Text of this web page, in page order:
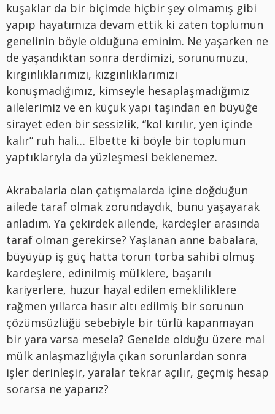
kuşaklar da bir biçimde hiçbir şey olmamış gibi
yapıp hayatımıza devam ettik ki zaten toplumun
genelinin böyle olduğuna eminim. Ne yaşarken ne
de yaşandıktan sonra derdimizi, sorunumuzu,
kırgınlıklarımızı, kızgınlıklarımızı
konuşmadığımız, kimseyle hesaplaşmadığımız
ailelerimiz ve en küçük yapı taşından en büyüğe
sirayet eden bir sessizlik, “kol kırılır, yen içinde
kalır” ruh hali… Elbette ki böyle bir toplumun
yaptıklarıyla da yüzleşmesi beklenemez.
Akrabalarla olan çatışmalarda içine doğduğun
ailede taraf olmak zorundaydık, bunu yaşayarak
anladım. Ya çekirdek ailende, kardeşler arasında
taraf olman gerekirse? Yaşlanan anne babalara,
büyüyüp iş güç hatta torun torba sahibi olmuş
kardeşlere, edinilmiş mülklere, başarılı
kariyerlere, huzur hayal edilen emekliliklere
rağmen yıllarca hasır altı edilmiş bir sorunun
çözümsüzlüğü sebebiyle bir türlü kapanmayan
bir yara varsa mesela? Genelde olduğu üzere mal
mülk anlaşmazlığıyla çıkan sorunlardan sonra
işler derinleşir, yaralar tekrar açılır, geçmiş hesap
sorarsa ne yaparız?